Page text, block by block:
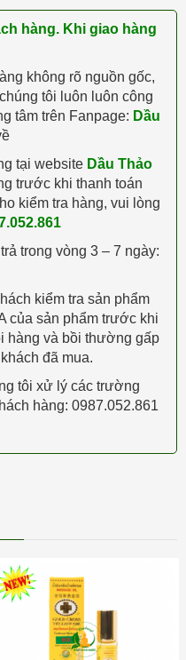
hàng. Khi giao hàng
không rõ nguồn gốc,
tôi luôn luôn công
tâm trên Fanpage: Dầu
tại website Dầu Thảo
trước khi thanh toán
kiểm tra hàng, vui lòng
trong vòng 3 – 7 ngày:
kiểm tra sản phẩm
của sản phẩm trước khi
hàng và bồi thường gấp
đã mua.
tôi xử lý các trường
hàng: 0987.052.861